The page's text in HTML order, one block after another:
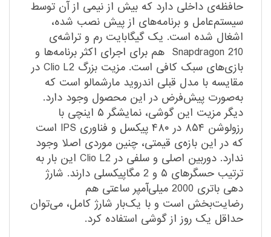
حافظه‌ی داخلی دارد که بیش از نیمی از آن توسط
سیستم‌عامل و برنامه‌های از پیش ‌نصب ‌شده،
اشغال شده است. یک گیگابایت رم و تراشه‌ی
Snapdragon 210 هم برای اجرای اکثر برنامه‌ها و
بازی‌های سبک کافی است. مزیت بزرگ Clio L2 در
مقایسه با مدل قبلی اندروید مارشمالو است که
به‌صورت پیش‌فرض در این محصول وجود دارد.
دیگر مزیت این گوشی، نمایشگر ۵ اینچی با
رزولوشن ۸۵۴ در ۴۸۰ پیکسل و فناوری IPS است
که در این بازه‌ی قیمتی، چنین موردی اصلا وجود
ندارد. دوربین اصلی و سلفی در Clio L2 این بار به
ترتیب حسگرهای ۵ و 2 مگاپیکسلی دارند. شارژ
دهی باتری 2000 میلی‌آمپر ساعتی هم
رضایت‌بخش است و با یک‌بار شارژ کامل، می‌توان
حداقل یک روز از گوشی استفاده کرد.